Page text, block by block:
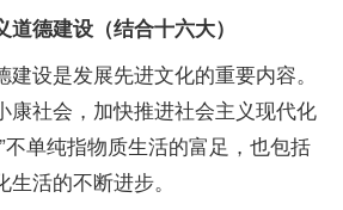
德建设（结合十六大）
是发展先进文化的重要内容。
康社会，加快推进社会主义现代化
不单纯指物质生活的富足，也包括
活的不断进步。